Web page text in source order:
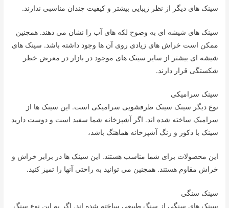
سینک های دیگر از نظر زیبایی بیشتر و کیفیت چندان مناسبی ندارند.
سینک های شیشه ای به وضوح لکه های آب را نشان می دهند. همچنین
ممکن است خراش های زیادی روی آن ها وجود داشته باشد. سینک های
شیشه ای بیشتر از سایر سینک های موجود در بازار در معرض خطر
شکستگی قرار دارند.
سینک سرامیکی
نوع دیگر سینک سینک ظرفشویی سرامیکی است. این سینک ها از
سرامیک ساخته شده اند. اگر آشپزخانه شما سفید است و دوست دارید
سینک با دکور و رنگ آشپزخانه هماهنگ باشد،
این محصولات برای شما مناسب هستند. این سینک ها در برابر خراش و
خراش مقاوم هستند. همچنین می توانید به راحتی آنها را تمیز کنید.
سینک سنگی
سینک های سنگی از سنگ طبیعی ساخته شده اند. اگر به این نوع سنگ